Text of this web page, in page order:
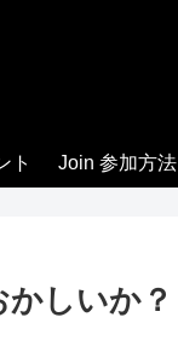
ト Join 参加方法
しいか？